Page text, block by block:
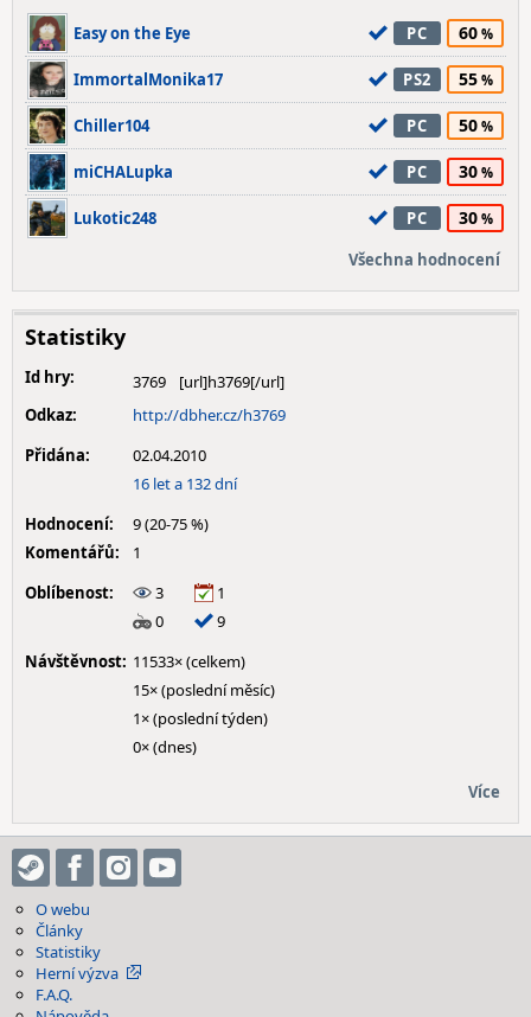
Easy on the Eye PC 60
ImmortalMonika17 PS2 55
Chiller104 PC 50
miCHALupka PC 30
Lukotic248 PC 30
Všechna hodnocení
Statistiky
Id hry:
3769
Odkaz:
http://dbher.cz/h3769
Přidána:
02.04.2010
16 let a 132 dní
Hodnocení:
9 (20-75 %)
Komentářů:
1
Oblíbenost:
3
1
0
9
Návštěvnost: 11533× (celkem)
15× (poslední měsíc)
1× (poslední týden)
0× (dnes)
Více
O webu
Články
Statistiky
Herní výzva
F.A.Q.